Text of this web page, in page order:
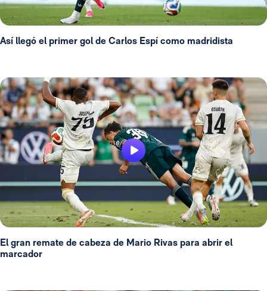
Así llegó el primer gol de Carlos Espí como madridista
El gran remate de cabeza de Mario Rivas para abrir el
marcador